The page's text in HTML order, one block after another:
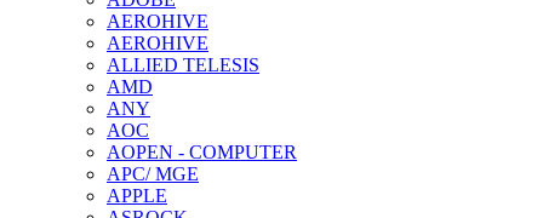
AEROHIVE
AEROHIVE
ALLIED TELESIS
AMD
ANY
AOC
AOPEN - COMPUTER
APC/ MGE
APPLE